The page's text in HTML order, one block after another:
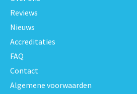
Reviews
Nieuws
Accreditaties
FAQ
Contact
Algemene voorwaarden